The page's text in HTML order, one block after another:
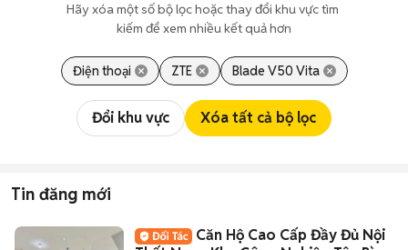
Hãy xóa một số bộ lọc hoặc thay đổi khu vực tìm
kiếm để xem nhiều kết quả hơn
Điện thoại ZTE Blade V50 Vita
Đổi khu vực Xóa tất cả bộ lọc
Tin đăng mới
Căn Hộ Cao Cấp Đầy Đủ Nội